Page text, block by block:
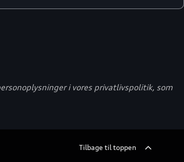
i vores privatlivspolitik, som
Tilbage til toppen